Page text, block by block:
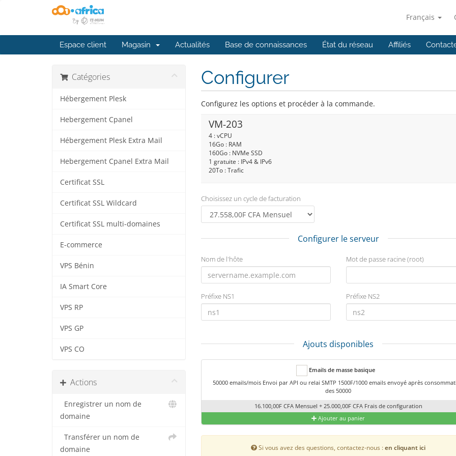
Français
Espace client Magasin Actualités Base de connaissances État du réseau Affiliés
Catégories
Hébergement Plesk
Hebergement Cpanel
Hébergement Plesk Extra Mail
Hebergement Cpanel Extra Mail
Certificat SSL
Certificat SSL Wildcard
Certificat SSL multi-domaines
E-commerce
VPS Bénin
IA Smart Core
VPS RP
VPS GP
VPS CO
Actions
Enregistrer un nom de
domaine
Transférer un nom de
domaine
Configurer
Configurez les options et procéder à la commande.
VM-203
4 : vCPU
16Go : RAM
160Go : NVMe SSD
1 gratuite : IPv4 & IPv6
20To : Trafic
Choisissez un cycle de facturation
Configurer le serveur
Nom de l'hôte Mot de passe racine (root)
Préfixe NS1 Préfixe NS2
Ajouts disponibles
Emails de masse basique
50000 emails/mois Envoi par API ou relai SMTP 1500F/1000 emails envoyé après
des 50000
16.100,00F CFA Mensuel + 25.000,00F CFA Frais de configuration
Ajouter au panier
Si vous avez des questions, contactez-nous :en cliquant ici